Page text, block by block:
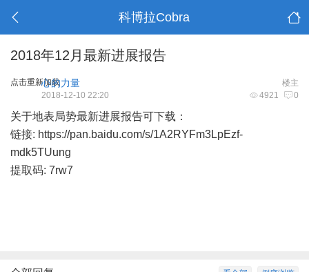
科博拉Cobra
2018年12月最新进展报告
点击重新加载 楼主
心的力量
4921 0
2018-12-10 22:20
关于地表局势最新进展报告可下载：
链接: https://pan.baidu.com/s/1A2RYFm3LpEzf-
mdk5TUung
提取码: 7rw7